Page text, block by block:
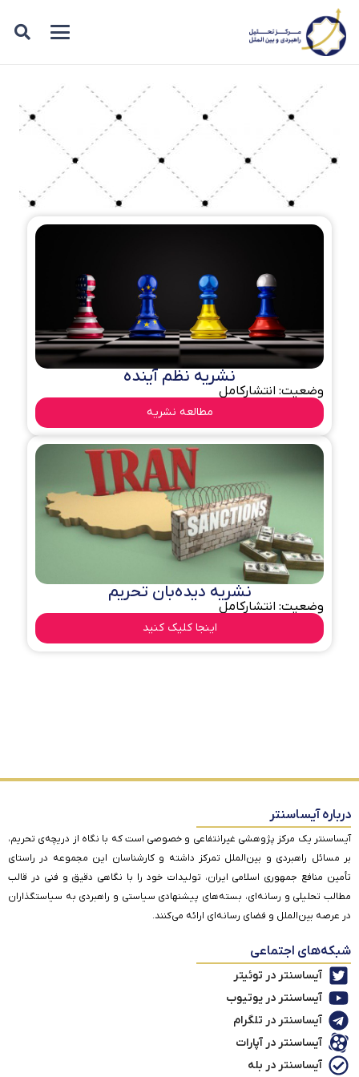
نشریه
در این صفحه میتوانید نشریه های منتشر شده توسط
مرکز تحلیل راهبردی و بین الملل را مشاهده کنید.
نشریه نظم آینده
وضعیت: انتشارکامل
مطالعه نشریه
نشریه دیده‌بان تحریم
وضعیت: انتشارکامل
اینجا کلیک کنید
درباره آیساسنتر
آیساسنتر یک مرکز پژوهشی غیرانتفاعی و خصوصی است که با نگاه از دریچه‌ی تحریم،
بر مسائل راهبردی و بین‌الملل تمرکز داشته و کارشناسان این مجموعه در راستای
تأمین منافع جمهوری اسلامی ایران، تولیدات خود را با نگاهی دقیق و فنی در قالب
مطالب تحلیلی و رسانه‌ای، بسته‌های پیشنهادی سیاستی و راهبردی به سیاستگذاران
در عرصه بین‌الملل و فضای رسانه‌ای ارائه می‌کنند.
شبکه‌های اجتماعی
آیساسنتر در توئیتر
آیساسنتر در یوتیوب
آیساسنتر در تلگرام
آیساسنتر در آپارات
آیساسنتر در بله